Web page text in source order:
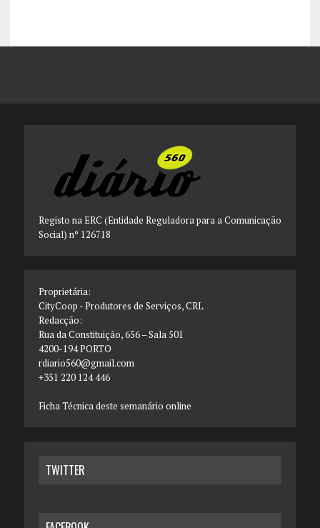
Registo na ERC (Entidade Reguladora para a Comunicação
Social) nº 126718
Proprietária:
CityCoop - Produtores de Serviços, CRL
Redacção:
Rua da Constituição, 656 – Sala 501
4200-194 PORTO
rdiario560@gmail.com
+351 220 124 446
Ficha Técnica deste semanário online
TWITTER